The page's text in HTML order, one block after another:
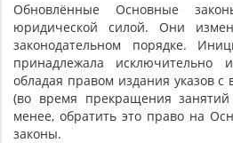
Обновлённые Основные
юридической силой. Они
законодательном порядке.
принадлежала исключительно
обладая правом издания указов с
(во время прекращения
менее, обратить это право на
законы.